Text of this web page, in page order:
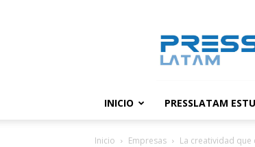
noticias
INICIO PRESSLATAM
Inicio Empresas La creatividad